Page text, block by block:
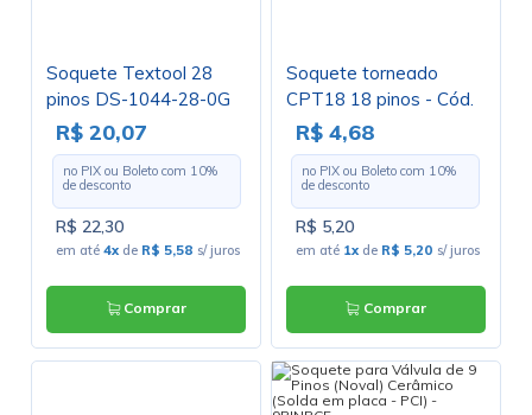
Soquete Textool 28
pinos DS-1044-28-0G
R$ 20,07
no PIX ou Boleto com 10%
de desconto
R$ 22,30
em até4x de R$ 5,58 s/ juros
Comprar
Soquete torneado
CPT18 18 pinos - Cód.
Loja 380 E 381
R$ 4,68
no PIX ou Boleto com 10%
de desconto
R$ 5,20
em até 1x de R$ 5,20 s/ juros
Comprar